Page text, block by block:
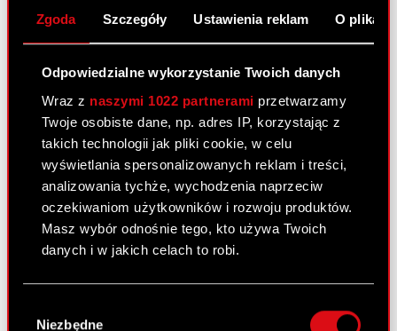
Zgoda Szczegóły Ustawienia reklam O
Odpowiedzialne wykorzystanie Twoich danych
Wraz z naszymi 1022 partnerami przetwarzamy
Twoje osobiste dane, np. adres IP, korzystając z
takich technologii jak pliki cookie, w celu
wyświetlania spersonalizowanych reklam i treści,
analizowania tychże, wychodzenia naprzeciw
oczekiwaniom użytkowników i rozwoju produktów.
Masz wybór odnośnie tego, kto używa Twoich
danych i w jakich celach to robi.
Gromadzić dane dotyczące Twojej
zgody
Niezbędne
Raport bieżący nr 26/2024
31 października 2024
Temat: Projekty uchwał Nadzwyczajnego
Walnego Zgromadzenia Podstawa prawna: Art. 56
ust. 1 pkt 2 Ustawy o ofercie – informacje bieżące
i okresowe Zarząd CD PROJEKT S.A. z siedzibą w
Warszawie („Spółka”) przekazuje w załączeniu
projekty…Czytaj dalej
PDF ESPI - RB 26/2024